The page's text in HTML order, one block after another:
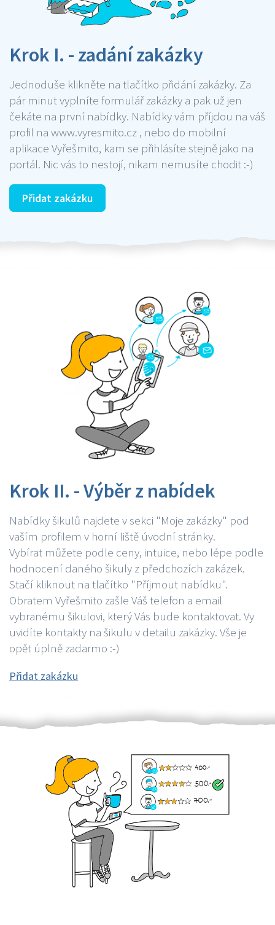
Krok I. - zadání zakázky
Jednoduše klikněte na tlačítko přidání zakázky. Za
pár minut vyplníte formulář zakázky a pak už jen
čekáte na první nabídky. Nabídky vám příjdou na váš
profil na www.vyresmito.cz , nebo do mobilní
aplikace Vyřešmito, kam se přihlásíte stejně jako na
portál. Nic vás to nestojí, nikam nemusíte chodit :-)
Přidat zakázku
Krok II. - Výběr z nabídek
Nabídky šikulů najdete v sekci "Moje zakázky" pod
vaším profilem v horní liště úvodní stránky.
Vybírat můžete podle ceny, intuice, nebo lépe podle
hodnocení daného šikuly z předchozích zakázek.
Stačí kliknout na tlačítko "Příjmout nabídku".
Obratem Vyřešmito zašle Váš telefon a email
vybranému šikulovi, který Vás bude kontaktovat. Vy
uvidíte kontakty na šikulu v detailu zakázky. Vše je
opět úplně zadarmo :-)
Přidat zakázku